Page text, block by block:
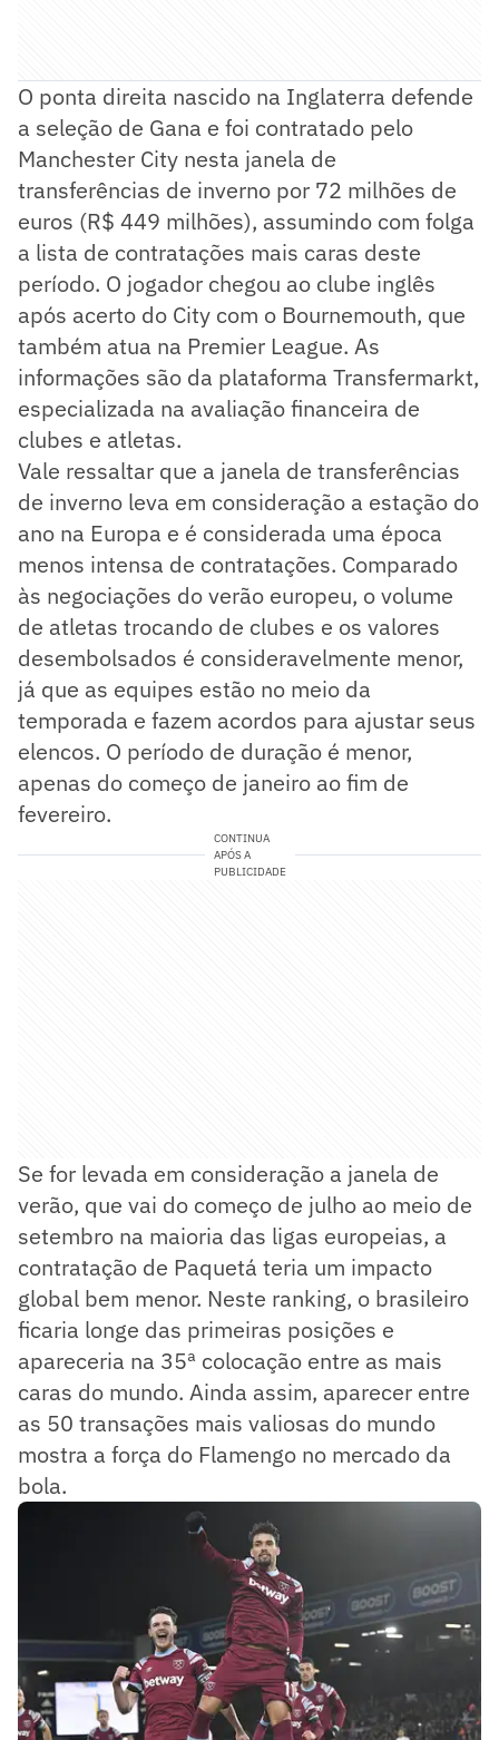
O ponta direita nascido na Inglaterra defende
a seleção de Gana e foi contratado pelo
Manchester City nesta janela de
transferências de inverno por 72 milhões de
euros (R$ 449 milhões), assumindo com folga
a lista de contratações mais caras deste
período. O jogador chegou ao clube inglês
após acerto do City com o Bournemouth, que
também atua na Premier League. As
informações são da plataforma Transfermarkt,
especializada na avaliação financeira de
clubes e atletas.
Vale ressaltar que a janela de transferências
de inverno leva em consideração a estação do
ano na Europa e é considerada uma época
menos intensa de contratações. Comparado
às negociações do verão europeu, o volume
de atletas trocando de clubes e os valores
desembolsados é consideravelmente menor,
já que as equipes estão no meio da
temporada e fazem acordos para ajustar seus
elencos. O período de duração é menor,
apenas do começo de janeiro ao fim de
fevereiro.
CONTINUA
APÓS A
PUBLICIDADE
Se for levada em consideração a janela de
verão, que vai do começo de julho ao meio de
setembro na maioria das ligas europeias, a
contratação de Paquetá teria um impacto
global bem menor. Neste ranking, o brasileiro
ficaria longe das primeiras posições e
apareceria na 35ª colocação entre as mais
caras do mundo. Ainda assim, aparecer entre
as 50 transações mais valiosas do mundo
mostra a força do Flamengo no mercado da
bola.